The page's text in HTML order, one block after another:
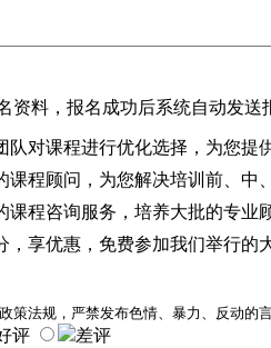
资料，报名成功后系统自动发
队对课程进行优化选择，为您提
课程顾问，为您解决培训前、中
课程咨询服务，培养大批的专业
，享优惠，免费参加我们举行的
策法规，严禁发布色情、暴力、反动的
评
差评